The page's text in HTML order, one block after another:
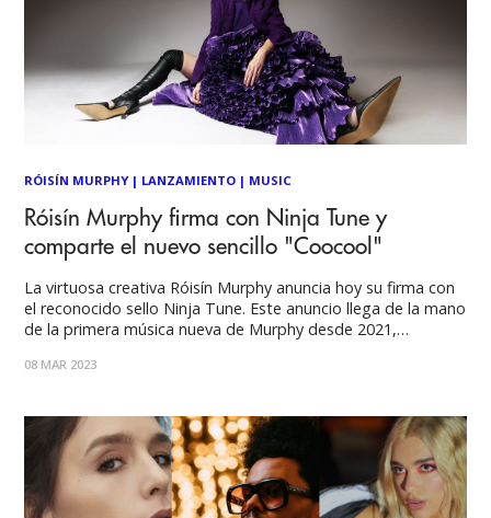
RÓISÍN MURPHY| LANZAMIENTO | MUSIC
Róisín Murphy firma con Ninja Tune y
comparte el nuevo sencillo "Coocool"
La virtuosa creativa Róisín Murphy anuncia hoy su firma con
el reconocido sello Ninja Tune. Este anuncio llega de la mano
de la primera música nueva de Murphy desde 2021,
Koze. Además, Murphy recientemente confirmó dos
08 MAR 2023